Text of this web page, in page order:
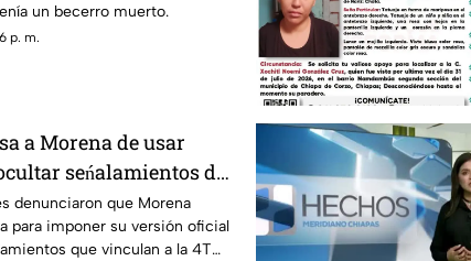
un becerro muerto.
p. m.
a Morena de usar
seńalamientos de
denunciaron que Morena
para imponer su versión oficial
que vinculan a la 4T